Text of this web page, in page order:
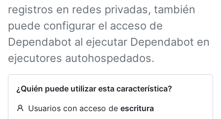
registros en redes privadas, también
puede configurar el acceso de
Dependabot al ejecutar Dependabot en
ejecutores autohospedados.
¿Quién puede utilizar esta característica?
Usuarios con acceso de escritura